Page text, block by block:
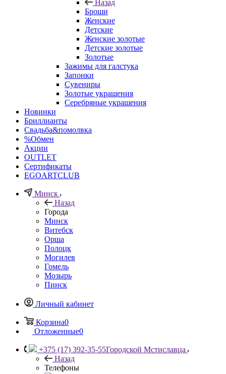
Назад
Броши
Женские
Детские
Женские золотые
Детские золотые
Золотые
Зажимы для галстука
Запонки
Сувениры
Золотые украшения
Серебряные украшения
Новинки
Бриллианты
Свадьба&помолвка
%Обмен
Акции
OUTLET
Сертификаты
EGOARTCLUB
Минск
Назад
Города
Минск
Витебск
Орша
Полоцк
Могилев
Гомель
Мозырь
Пинск
Личный кабинет
Корзина0
Отложенные0
+375 (17) 392-35-55Городской Мстиславца
Назад
Телефоны